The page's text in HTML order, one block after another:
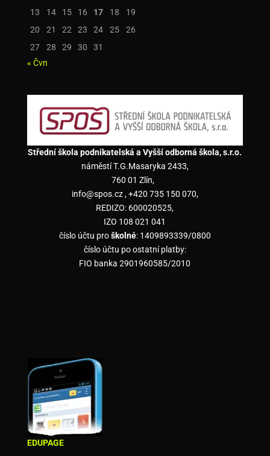
13
14 15 16 17 18
19
20
21 22 23 24 25
26
27
28 29 30
31
« Čvn
Střední škola podnikatelská a Vyšší odborná škola, s.r.o.
náměstí T.G.Masaryka 2433,
760 01 Zlín,
info@spos.cz , +420 735 150 070,
REDIZO: 600020525,
IZO 108 021 041
číslo účtu proškolné: 1409893339/0800
číslo účtu po ostatní platby:
FIO banka 2901960585/2010
EDUPAGE